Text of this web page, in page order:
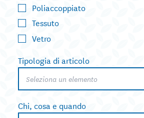
Poliaccoppiato
Tessuto
Vetro
Tipologia di articolo
Seleziona un elemento
Chi, cosa e quando